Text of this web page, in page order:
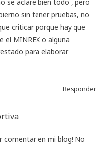
se aclare bien todo , pero
sin tener pruebas, no
criticar porque hay que
el MINREX o alguna
para elaborar
Responder
comentar en mi blog! No